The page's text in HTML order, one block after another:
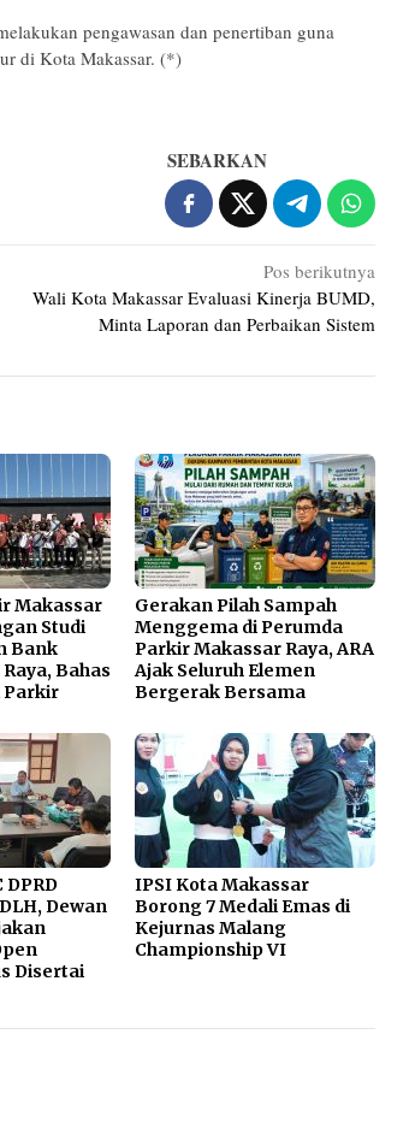
pengawasan dan penertiban guna
di Kota Makassar. (*)
SEBARKAN
Pos berikutnya
Wali Kota Makassar Evaluasi Kinerja BUMD,
Minta Laporan dan Perbaikan Sistem
Makassar
Studi
Bank
Bahas
Parkir
Gerakan Pilah Sampah
Menggema di Perumda
Parkir Makassar Raya, ARA
Ajak Seluruh Elemen
Bergerak Bersama
DPRD
Dewan
Disertai
IPSI Kota Makassar
Borong 7 Medali Emas di
Kejurnas Malang
Championship VI